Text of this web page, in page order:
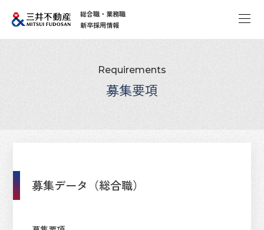
総合職・業務職
新卒採用情報
Requirements
募集要項
募集データ（総合職）